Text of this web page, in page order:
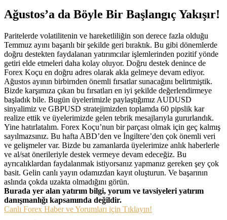
Ağustos’a da Böyle Bir Başlangıç Yakışır!
Paritelerde volatilitenin ve hareketliliğin son derece fazla olduğu
Temmuz ayını başarılı bir şekilde geri bıraktık. Bu gibi dönemlerde
doğru destekten faydalanan yatırımcılar işlemlerinden pozitif yönde
getiri elde etmeleri daha kolay oluyor. Doğru destek denince de
Forex Koçu en doğru adres olarak akla gelmeye devam ediyor.
Ağustos ayının birbirnden önemli fırsatlar sunacağını belirtmiştik.
Bizde karşımıza çıkan bu fırsatları en iyi şekilde değerlendirmeye
başladık bile. Bugün üyelerimizle paylaştığımız AUDUSD
sinyalimiz ve GBPUSD stratejimizden toplamda 60 pipslik kar
realize ettik ve üyelerimizde gelen tebrik mesajlarıyla gururlandık.
Yine hatırlatalım. Forex Koçu’nun bir parçası olmak için geç kalmış
sayılmazsınız. Bu hafta ABD’den ve İngiltere’den çok önemli veri
ve gelişmeler var. Bizde bu zamanlarda üyelerimize anlık haberlerle
ve al/sat önerileriyle destek vermeye devam edeceğiz. Bu
ayrıcalıklardan faydalanmak istiyorsanız yapmanız gereken şey çok
basit. Gelin canlı yayın odamızdan kayıt oluşturun. Ve başarının
aslında çokda uzakta olmadığını görün.
Burada yer alan yatırım bilgi, yorum ve tavsiyeleri yatırım
danışmanlığı kapsamında değildir.
Canlı Forex Haber ve Yorumları için Tıklayın!